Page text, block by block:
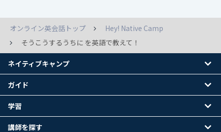
オンライン英会話トップ
Hey! Native Camp
そうこうするうちに を英語で教えて！
ネイティブキャンプ
ガイド
学習
講師を探す